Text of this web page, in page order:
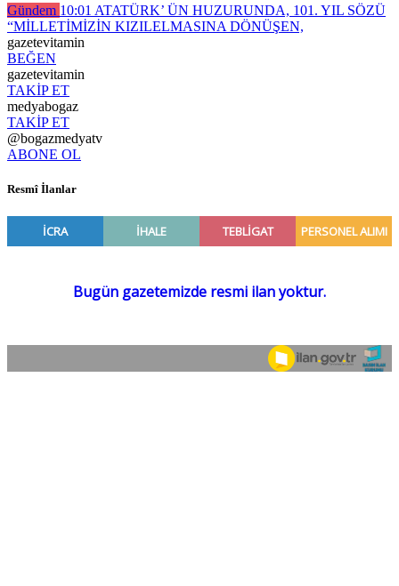
Gündem 10:01 ATATÜRK’ ÜN HUZURUNDA, 101. YIL SÖZÜ
“MİLLETİMİZİN KIZILELMASINA DÖNÜŞEN,
gazetevitamin
BEĞEN
gazetevitamin
TAKİP ET
medyabogaz
TAKİP ET
@bogazmedyatv
ABONE OL
Resmî İlanlar